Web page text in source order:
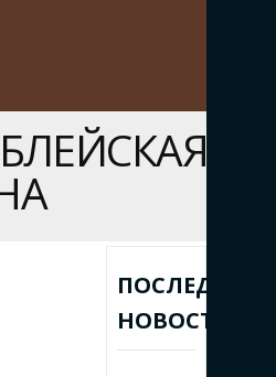
ПОСЛЕДНИЕ
НОВОСТИ